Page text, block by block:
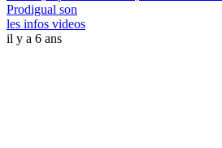
Prodigual son
les infos videos
il y a 6 ans